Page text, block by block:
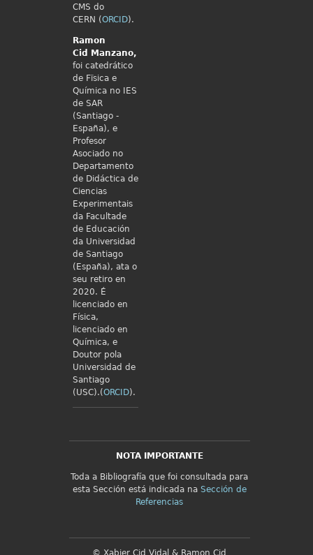
CMS do
CERN (ORCID).
Ramon
Cid
Manzano,
foi catedrático
de Fïsica e
Química no IES
de SAR
(Santiago -
España), e
Profesor
Asociado no
Departamento
de Didáctica de
Ciencias
Experimentais
da Facultade
de Educación
da Universidad
de Santiago
(España), ata o
seu retiro en
2020. É
licenciado en
Física,
licenciado en
Química, e
Doutor pola
Universidad de
Santiago
(USC).(ORCID).
NOTA IMPORTANTE
Toda a Bibliografía que foi consultada para
esta Sección está indicada na Sección de
Referencias
© Xabier Cid Vidal & Ramon Cid